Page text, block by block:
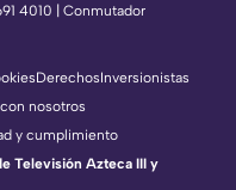
4010 | Conmutador
DerechosInversionistas
nosotros
y cumplimiento
Televisión Azteca III y